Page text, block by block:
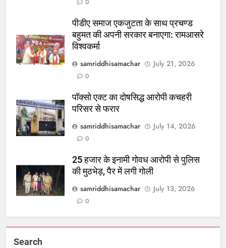
0
पीडीए समाज एकजुटता के साथ प्रचण्ड
बहुमत की अपनी सरकार बनाएगा: रामआसरे
विश्वकर्मा
samriddhisamachar
July 21, 2026
0
पॉक्सो एक्ट का दोषसिद्ध आरोपी कचहरी
परिसर से फरार
samriddhisamachar
July 14, 2026
0
25 हजार के इनामी गोवध आरोपी से पुलिस
की मुठभेड़, पैर में लगी गोली
samriddhisamachar
July 13, 2026
0
Search